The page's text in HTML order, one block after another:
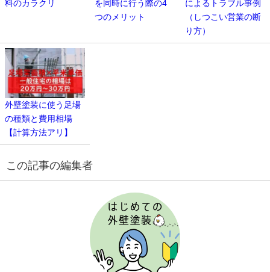
料のカラクリ
を同時に行う際の4
つのメリット
によるトラブル事例
（しつこい営業の断
り方）
外壁塗装に使う足場
の種類と費用相場
【計算方法アリ】
この記事の編集者